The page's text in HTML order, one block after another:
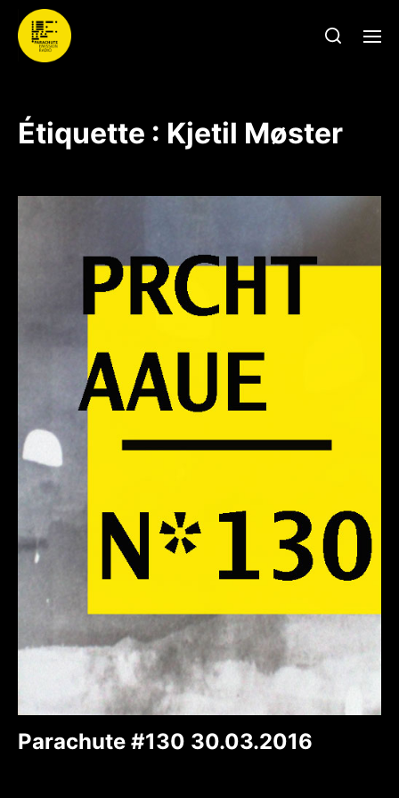
Étiquette : Kjetil Møster
Parachute #130 30.03.2016